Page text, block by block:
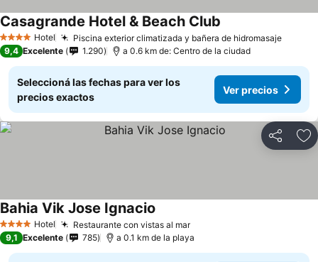
4 EstrellasHotel Piscina exterior climatizada y bañera de hidromasaje
Casagrande Hotel & Beach Club
9,4 Excelente 1.290 a 0.6 km de: Centro de la ciudad
Seleccioná las fechas para ver los
precios exactos
Ver precios
Compartir
4 EstrellasHotel Restaurante con vistas al mar
Bahia Vik Jose Ignacio
9,1 Excelente 785 a 0.1 km de la playa